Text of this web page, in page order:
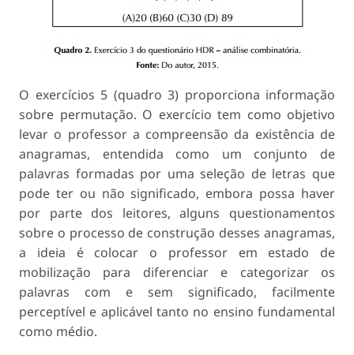
O exercícios 5 (quadro 3) proporciona informação
sobre permutação. O exercício tem como objetivo
levar o professor a compreensão da existência de
anagramas, entendida como um conjunto de
palavras formadas por uma seleção de letras que
pode ter ou não significado, embora possa haver
por parte dos leitores, alguns questionamentos
sobre o processo de construção desses anagramas,
a ideia é colocar o professor em estado de
mobilização para diferenciar e categorizar os
palavras com e sem significado, facilmente
perceptível e aplicável tanto no ensino fundamental
como médio.